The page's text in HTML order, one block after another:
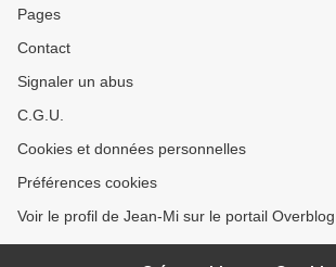
Pages
Contact
Signaler un abus
C.G.U.
Cookies et données personnelles
Préférences cookies
Voir le profil de Jean-Mi sur le portail Overblog